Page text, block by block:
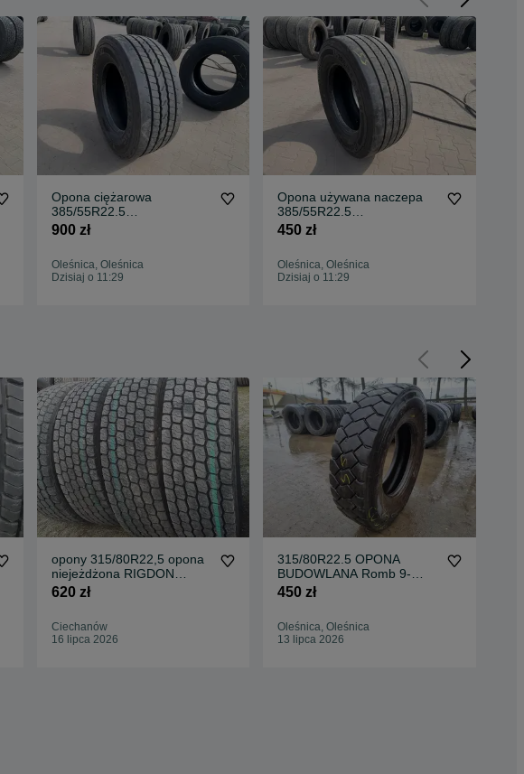
Opona ciężarowa
385/55R22.5
CONTINENTAL CONTI
900 zł
Oleśnica, Oleśnica
Dzisiaj o 11:29
Opona używana naczepa
385/55R22.5
CONTINENTAL CONTI
450 zł
Oleśnica, Oleśnica
Dzisiaj o 11:29
opony 315/80R22,5 opona
niejeżdżona RIGDON
620 zł
Ciechanów
16 lipca 2026
315/80R22.5 OPONA
BUDOWLANA Romb 9-
12mm
450 zł
Oleśnica, Oleśnica
13 lipca 2026